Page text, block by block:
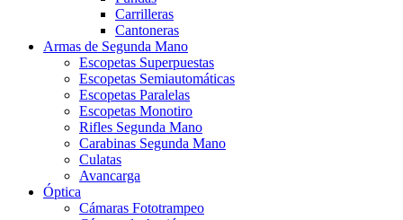
Carrilleras
Cantoneras
Armas de Segunda Mano
Escopetas Superpuestas
Escopetas Semiautomáticas
Escopetas Paralelas
Escopetas Monotiro
Rifles Segunda Mano
Carabinas Segunda Mano
Culatas
Avancarga
Óptica
Cámaras Fototrampeo